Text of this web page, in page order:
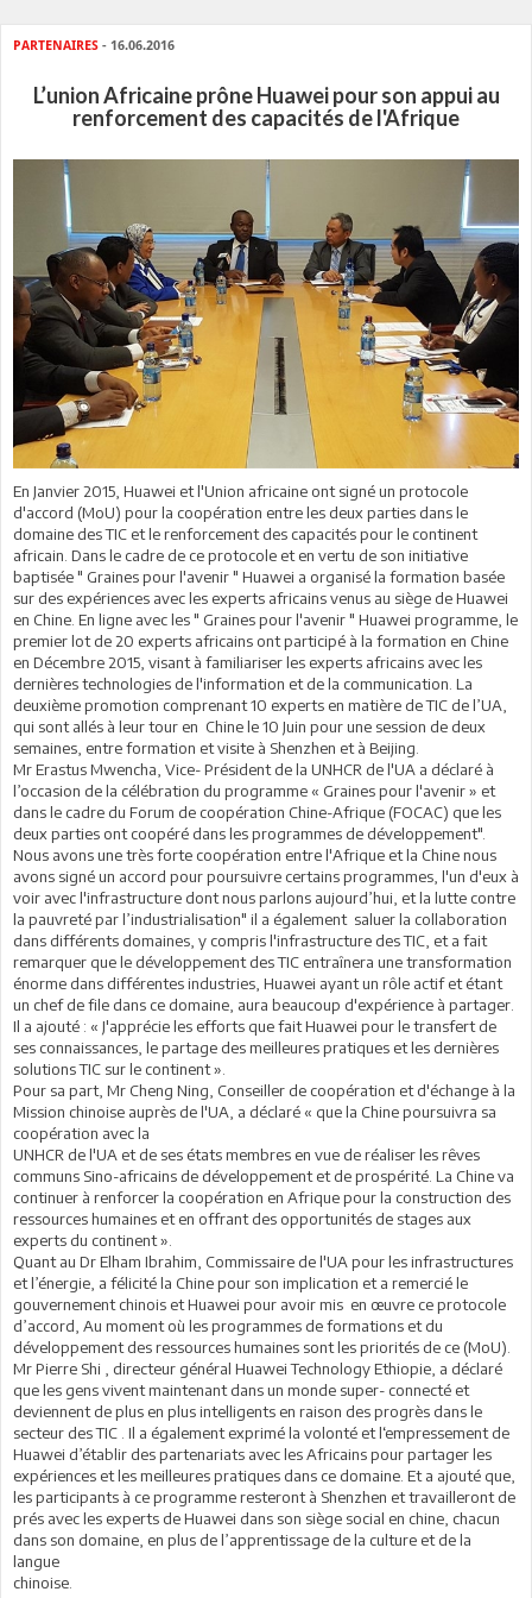
PARTENAIRES - 16.06.2016
L’union Africaine prône Huawei pour son appui au
renforcement des capacités de l'Afrique
En Janvier 2015, Huawei et l'Union africaine ont signé un protocole
d'accord (MoU) pour la coopération entre les deux parties dans le
domaine des TIC et le renforcement des capacités pour le continent
africain. Dans le cadre de ce protocole et en vertu de son initiative
baptisée " Graines pour l'avenir " Huawei a organisé la formation basée
sur des expériences avec les experts africains venus au siège de Huawei
en Chine. En ligne avec les " Graines pour l'avenir " Huawei programme, le
premier lot de 20 experts africains ont participé à la formation en Chine
en Décembre 2015, visant à familiariser les experts africains avec les
dernières technologies de l'information et de la communication. La
deuxième promotion comprenant 10 experts en matière de TIC de l’UA,
qui sont allés à leur tour en Chine le 10 Juin pour une session de deux
semaines, entre formation et visite à Shenzhen et à Beijing.
Mr Erastus Mwencha, Vice- Président de la UNHCR de l'UA a déclaré à
l’occasion de la célébration du programme « Graines pour l'avenir » et
dans le cadre du Forum de coopération Chine-Afrique (FOCAC) que les
deux parties ont coopéré dans les programmes de développement".
Nous avons une très forte coopération entre l'Afrique et la Chine nous
avons signé un accord pour poursuivre certains programmes, l'un d'eux à
voir avec l'infrastructure dont nous parlons aujourd’hui, et la lutte contre
la pauvreté par l’industrialisation" il a également saluer la collaboration
dans différents domaines, y compris l'infrastructure des TIC, et a fait
remarquer que le développement des TIC entraînera une transformation
énorme dans différentes industries, Huawei ayant un rôle actif et étant
un chef de file dans ce domaine, aura beaucoup d'expérience à partager.
Il a ajouté : « J'apprécie les efforts que fait Huawei pour le transfert de
ses connaissances, le partage des meilleures pratiques et les dernières
solutions TIC sur le continent ».
Pour sa part, Mr Cheng Ning, Conseiller de coopération et d'échange à la
Mission chinoise auprès de l'UA, a déclaré « que la Chine poursuivra sa
coopération avec la
UNHCR de l'UA et de ses états membres en vue de réaliser les rêves
communs Sino-africains de développement et de prospérité. La Chine va
continuer à renforcer la coopération en Afrique pour la construction des
ressources humaines et en offrant des opportunités de stages aux
experts du continent ».
Quant au Dr Elham Ibrahim, Commissaire de l'UA pour les infrastructures
et l’énergie, a félicité la Chine pour son implication et a remercié le
gouvernement chinois et Huawei pour avoir mis en œuvre ce protocole
d’accord, Au moment où les programmes de formations et du
développement des ressources humaines sont les priorités de ce (MoU).
Mr Pierre Shi , directeur général Huawei Technology Ethiopie, a déclaré
que les gens vivent maintenant dans un monde super- connecté et
deviennent de plus en plus intelligents en raison des progrès dans le
secteur des TIC . Il a également exprimé la volonté et l‘empressement de
Huawei d’établir des partenariats avec les Africains pour partager les
expériences et les meilleures pratiques dans ce domaine. Et a ajouté que,
les participants à ce programme resteront à Shenzhen et travailleront de
prés avec les experts de Huawei dans son siège social en chine, chacun
dans son domaine, en plus de l’apprentissage de la culture et de la
langue
chinoise.